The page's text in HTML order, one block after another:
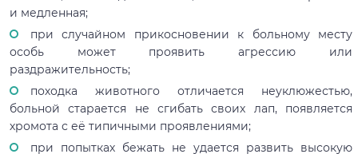
и медленная;
при случайном прикосновении к больному месту
особь может проявить агрессию или
раздражительность;
походка животного отличается неуклюжестью,
больной старается не сгибать своих лап, появляется
хромота с её типичными проявлениями;
при попытках бежать не удается развить высокую